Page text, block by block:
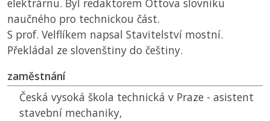
elektrárnu. Byl redaktorem Ottova slovníku
naučného pro technickou část.
S prof. Velflíkem napsal Stavitelství mostní.
Překládal ze slovenštiny do češtiny.
zaměstnání
Česká vysoká škola technická v Praze - asistent
stavební mechaniky,